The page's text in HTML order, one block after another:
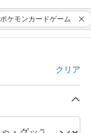
ポケモンカードゲーム
クリア